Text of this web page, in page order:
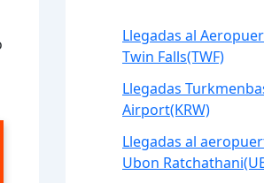
Llegadas al
Twin Falls(TWF)
Llegadas
Airport(KRW)
Llegadas al
Ubon